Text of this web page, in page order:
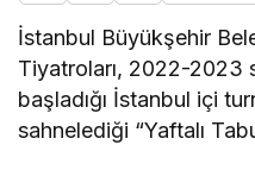
İstanbul Büyükşehir
Tiyatroları, 2022-2023
başladığı İstanbul içi
sahnelediği “Yaftalı